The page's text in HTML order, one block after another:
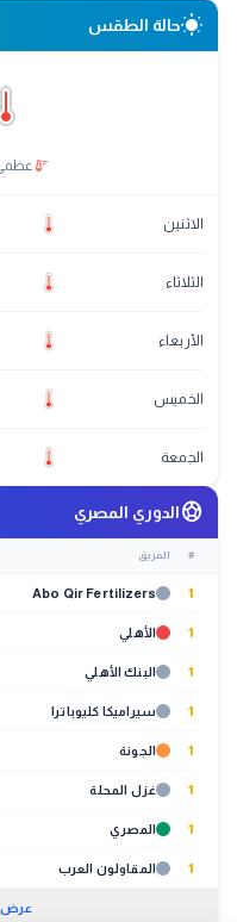
wb_sunnyحالة الطقس
thermostat
الاثنين
الثلاثاء
الأربعاء
الخميس
الجمعة
sports_soccerالدوري المصري
# الفريق
1
Abo Qir Fertilizers
1 الأهلي
1 البنك الأهلي
1 سيراميكا كليوباترا
1 الجونة
1 غزل المحلة
1 المصري
1 المقاولون العرب
عرض